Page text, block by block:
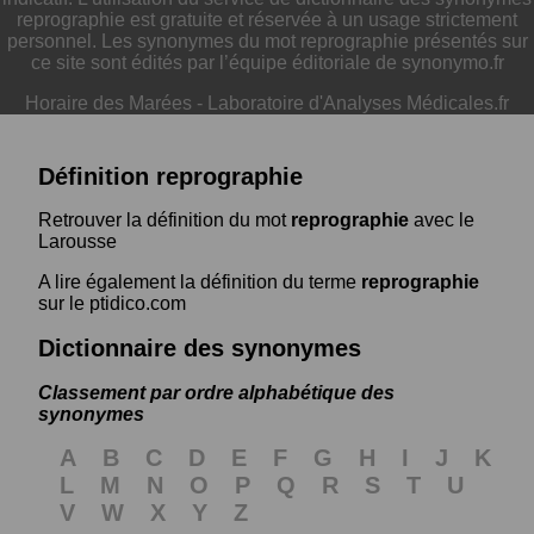
reprographie est gratuite et réservée à un usage strictement
personnel. Les synonymes du mot reprographie présentés sur
ce site sont édités par l’équipe éditoriale de synonymo.fr
Horaire des Marées - Laboratoire d'Analyses Médicales.fr
Définition reprographie
Retrouver la définition du mot reprographie avec le
Larousse
A lire également la définition du terme reprographie
sur le ptidico.com
Dictionnaire des synonymes
Classement par ordre alphabétique des
synonymes
A B C D E F G H I J
K
L
M N O P Q R S T
U
V
W X Y Z